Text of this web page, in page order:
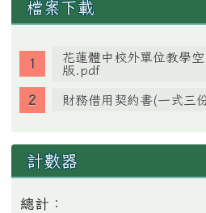
檔案下載
花蓮體中校外單位教學
版.pdf
財務借用契約書(一式三
計數器
總計：